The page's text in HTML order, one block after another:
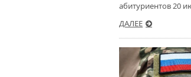
абитуриентов 20
ДАЛЕЕ